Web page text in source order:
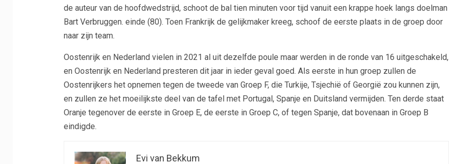
de auteur van de hoofdwedstrijd, schoot de bal tien minuten voor tijd vanuit een krappe hoek langs doelman
Bart Verbruggen. einde (80). Toen Frankrijk de gelijkmaker kreeg, schoof de eerste plaats in de groep door
naar zijn team.
Oostenrijk en Nederland vielen in 2021 al uit dezelfde poule maar werden in de ronde van 16 uitgeschakeld,
en Oostenrijk en Nederland presteren dit jaar in ieder geval goed. Als eerste in hun groep zullen de
Oostenrijkers het opnemen tegen de tweede van Groep F, die Turkije, Tsjechië of Georgië zou kunnen zijn,
en zullen ze het moeilijkste deel van de tafel met Portugal, Spanje en Duitsland vermijden. Ten derde staat
Oranje tegenover de eerste in Groep E, de eerste in Groep C, of ​​tegen Spanje, dat bovenaan in Groep B
eindigde.
Evi van Bekkum